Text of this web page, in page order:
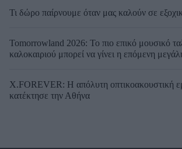
Τι δώρο παίρνουμε όταν μας καλούν σε
Tomorrowland 2026: Το πιο επικό μουσικό
καλοκαιριού μπορεί να γίνει η επόμενη
X.FOREVER: Η απόλυτη οπτικοακουστική
κατέκτησε την Αθήνα